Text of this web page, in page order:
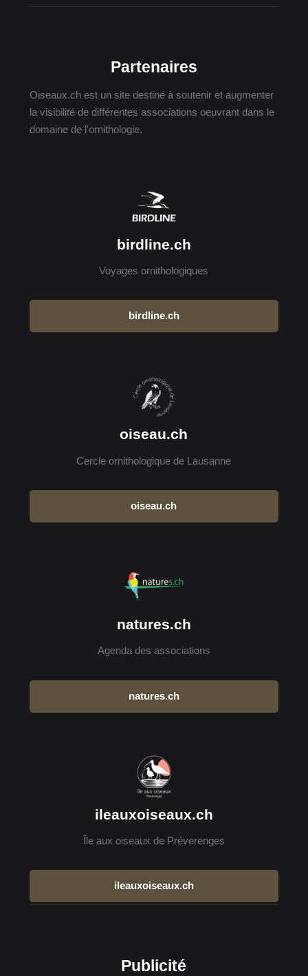
Partenaires
Oiseaux.ch est un site destiné à soutenir et augmenter
la visibilité de différentes associations oeuvrant dans le
domaine de l'ornithologie.
birdline.ch
Voyages ornithologiques
birdline.ch
oiseau.ch
Cercle ornithologique de Lausanne
oiseau.ch
natures.ch
Agenda des associations
natures.ch
ileauxoiseaux.ch
Île aux oiseaux de Préverenges
ileauxoiseaux.ch
Publicité